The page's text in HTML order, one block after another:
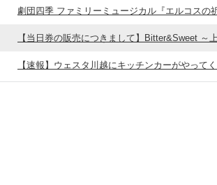
劇団四季 ファミリーミュージカル『エルコスの
【当日券の販売につきまして】Bitter&Sweet ～
【速報】ウェスタ川越にキッチンカーがやってく